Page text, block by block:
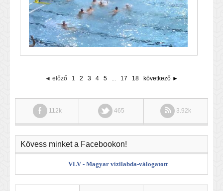
◄ előző 1 2 3 4 5 ... 17 18 következő ►
112k 465 3.92k
Kövess minket a Facebookon!
VLV - Magyar vízilabda-válogatott